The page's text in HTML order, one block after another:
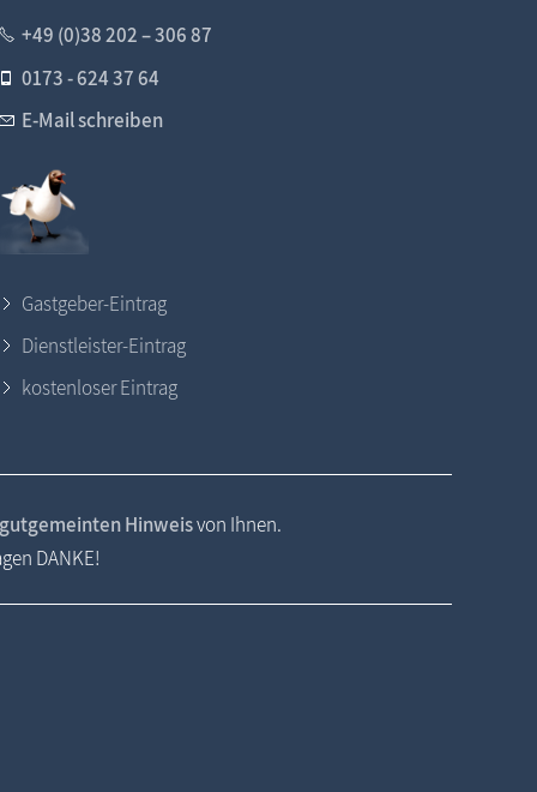
+49 (0)38 202 – 306 87
0173 - 624 37 64
E-Mail schreiben
Gastgeber-Eintrag
Dienstleister-Eintrag
kostenloser Eintrag
gutgemeinten Hinweisvon Ihnen.
DANKE!